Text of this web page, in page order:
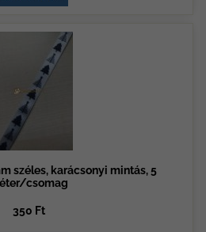
széles, karácsonyi mintás, 5
csomag
350 Ft